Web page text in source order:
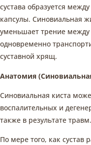
сустава образуется
капсулы. Синовиальная
уменьшает трение между
одновременно
суставной хрящ.
Анатомия
Синовиальная киста
воспалительных и
также в результате травм.
По мере того, как сустав